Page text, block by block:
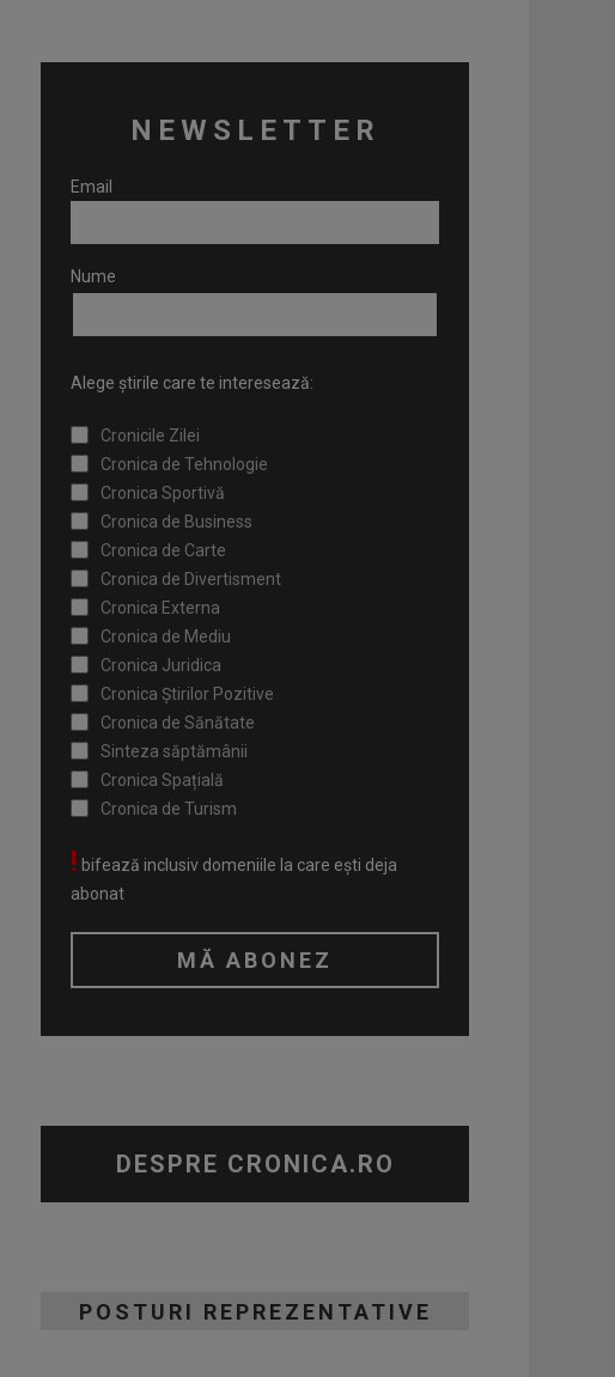
NEWSLETTER
Email
Nume
Alege știrile care te interesează:
Cronicile Zilei
Cronica de Tehnologie
Cronica Sportivă
Cronica de Business
Cronica de Carte
Cronica de Divertisment
Cronica Externa
Cronica de Mediu
Cronica Juridica
Cronica Știrilor Pozitive
Cronica de Sănătate
Sinteza săptămânii
Cronica Spațială
Cronica de Turism
! bifează inclusiv domeniile la care ești deja
abonat
DESPRE CRONICA.RO
POSTURI REPREZENTATIVE